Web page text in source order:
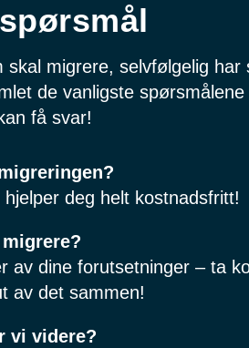
skal migrere, selvfølgelig har
de vanligste
få svar!
deg helt kostnadsfritt!
av dine forutsetninger – ta
av det sammen!
vi videre?